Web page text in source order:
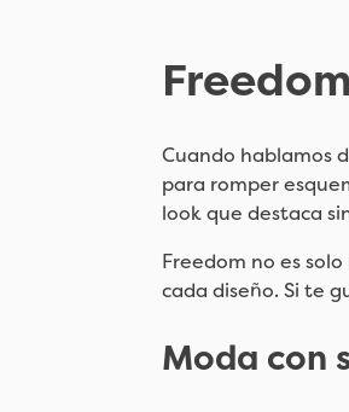
Cuando hablamos
para romper
look que destaca
Freedom no es
cada diseño. Si te
Moda con